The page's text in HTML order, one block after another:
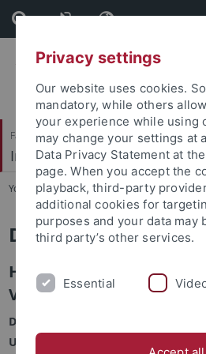
Skip
to
content
Skip
to
footer
Faculty of Humanities
Institute of Rhetoric
You are here: Home ... Rede 2004
Die Rede des Jahres
Heribert Prantl:
Verfassungsschutz
Das Seminar für Allgemeine
Universität Tübingen hat Heribert
Privacy settings
Our website uses cookies.
mandatory, while others
your experience while using
may change your settings at
Data Privacy Statement at
page. When you accept the
playback, third-party
additional cookies for
purposes and your data may
third party’s other services.
Essential